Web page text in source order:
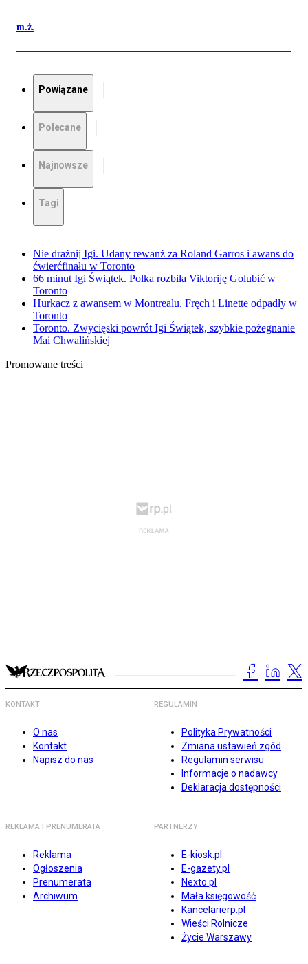
m.ż.
Powiązane
Polecane
Najnowsze
Tagi
Nie drażnij Igi. Udany rewanż za Roland Garros i awans do
ćwierćfinału w Toronto
66 minut Igi Świątek. Polka rozbiła Viktoriję Golubić w
Toronto
Hurkacz z awansem w Montrealu. Fręch i Linette odpadły w
Toronto
Toronto. Zwycięski powrót Igi Świątek, szybkie pożegnanie
Mai Chwalińskiej
Promowane treści
KONTAKT
O nas
Kontakt
Napisz do nas
REGULAMIN
Polityka Prywatności
Zmiana ustawień zgód
Regulamin serwisu
Informacje o nadawcy
Deklaracja dostępności
REKLAMA I PRENUMERATA
Reklama
Ogłoszenia
Prenumerata
Archiwum
PARTNERZY
E-kiosk.pl
E-gazety.pl
Nexto.pl
Mała księgowość
Kancelarierp.pl
Wieści Rolnicze
Życie Warszawy